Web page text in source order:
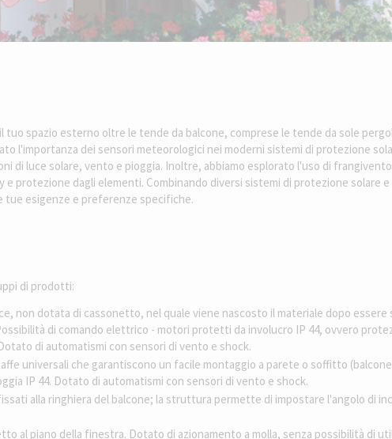
tuo spazio esterno oltre le tende da balcone, comprese le tende da sole
l'importanza dei sensori meteorologici nei moderni sistemi di protezione
di luce solare, vento e pioggia. Inoltre, abbiamo esplorato l'uso di
protezione dagli elementi. Combinando diversi sistemi di protezione solare
tue esigenze e preferenze specifiche.
di prodotti:
non dotata di cassonetto, nel quale viene nascosto il materiale dopo
di comando elettrico - motori protetti da involucro IP 44, ovvero
di automatismi con sensori di vento e shock.
universali che garantiscono un facile montaggio a parete o soffitto
IP 44. Dotato di automatismi con sensori di vento e shock.
alla ringhiera del balcone; la struttura permette di impostare l'angolo di
al piano della finestra. Dotato di azionamento a molla, senza possibilità di